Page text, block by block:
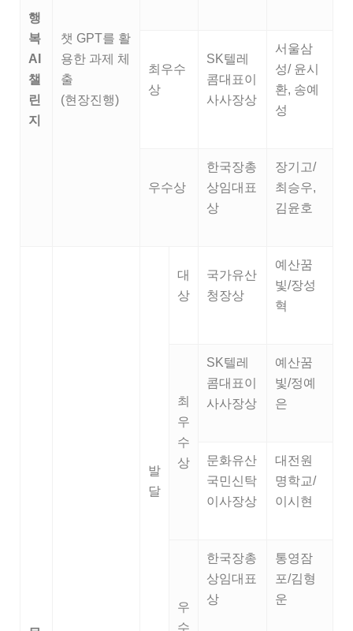
행
복
AI
챌
린
지
챗 GPT를 활
용한 과제 체
출
(현장진행)
최우수
상
SK텔레
콤대표이
사사장상
서울삼
성/ 윤시
환, 송예
성
우수상
한국장총
상임대표
상
장기고/
최승우,
김윤호
발
달
대
상
국가유산
청장상
예산꿈
빛/장성
혁
최
우
수
상
SK텔레
콤대표이
사사장상
예산꿈
빛/정예
은
문화유산
국민신탁
이사장상
대전원
명학교/
이시현
우
수
한국장총
상임대표
상
통영잠
포/김형
운